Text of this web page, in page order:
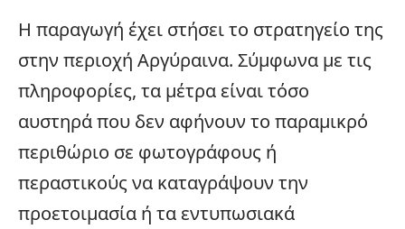
Η παραγωγή έχει στήσει το στρατηγείο της
στην περιοχή Αργύραινα. Σύμφωνα με τις
πληροφορίες, τα μέτρα είναι τόσο
αυστηρά που δεν αφήνουν το παραμικρό
περιθώριο σε φωτογράφους ή
περαστικούς να καταγράψουν την
προετοιμασία ή τα εντυπωσιακά